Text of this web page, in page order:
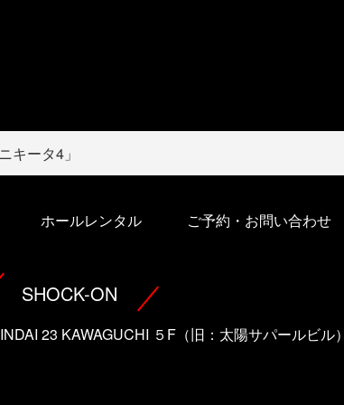
キータ4」
ホールレンタル ご予約・お問い合わせ
SHOCK-ON
23 KAWAGUCHI ５F（旧：太陽サパールビル）